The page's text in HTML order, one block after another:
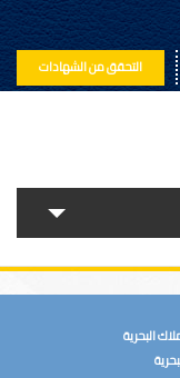
التحقق من الشهادات
البحرية